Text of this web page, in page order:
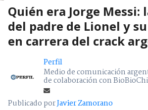
Quién era Jorge
del padre de Lionel y
en carrera del crack
Perfil
Medio de comunicación
de colaboración con
Publicado porJavier Zamorano